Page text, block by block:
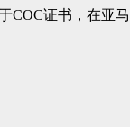
COC证书，在亚